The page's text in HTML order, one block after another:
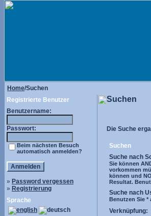
Home/Suchen
Registrierte Benutzer
Benutzername:
Passwort:
Beim nächsten Besuch
automatisch anmelden?
» Password vergessen
» Registrierung
Sprache
Suchen
Die Suche
Suchen
Suche nach
Sie können
vorkommen
können und
Resultat.
Suche nach
Benutzen Sie *
Verknüpfung: